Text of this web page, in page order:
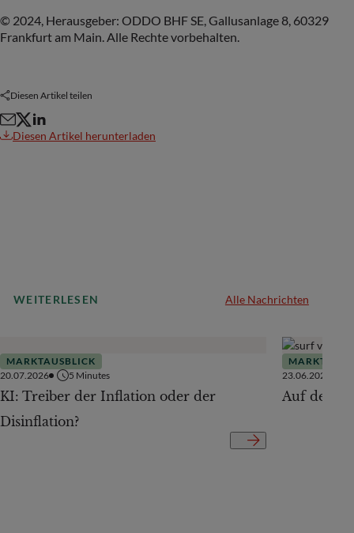
© 2024, Herausgeber: ODDO BHF SE, Gallusanlage 8, 60329
Frankfurt am Main. Alle Rechte vorbehalten.
Diesen Artikel teilen
Diesen Artikel herunterladen
WEITERLESEN Alle Nachrichten
MARKTAUSBLICK
20.07.2026
5 Minutes
KI: Treiber der Inflation oder der
Disinflation?
23.06.2026
Auf der